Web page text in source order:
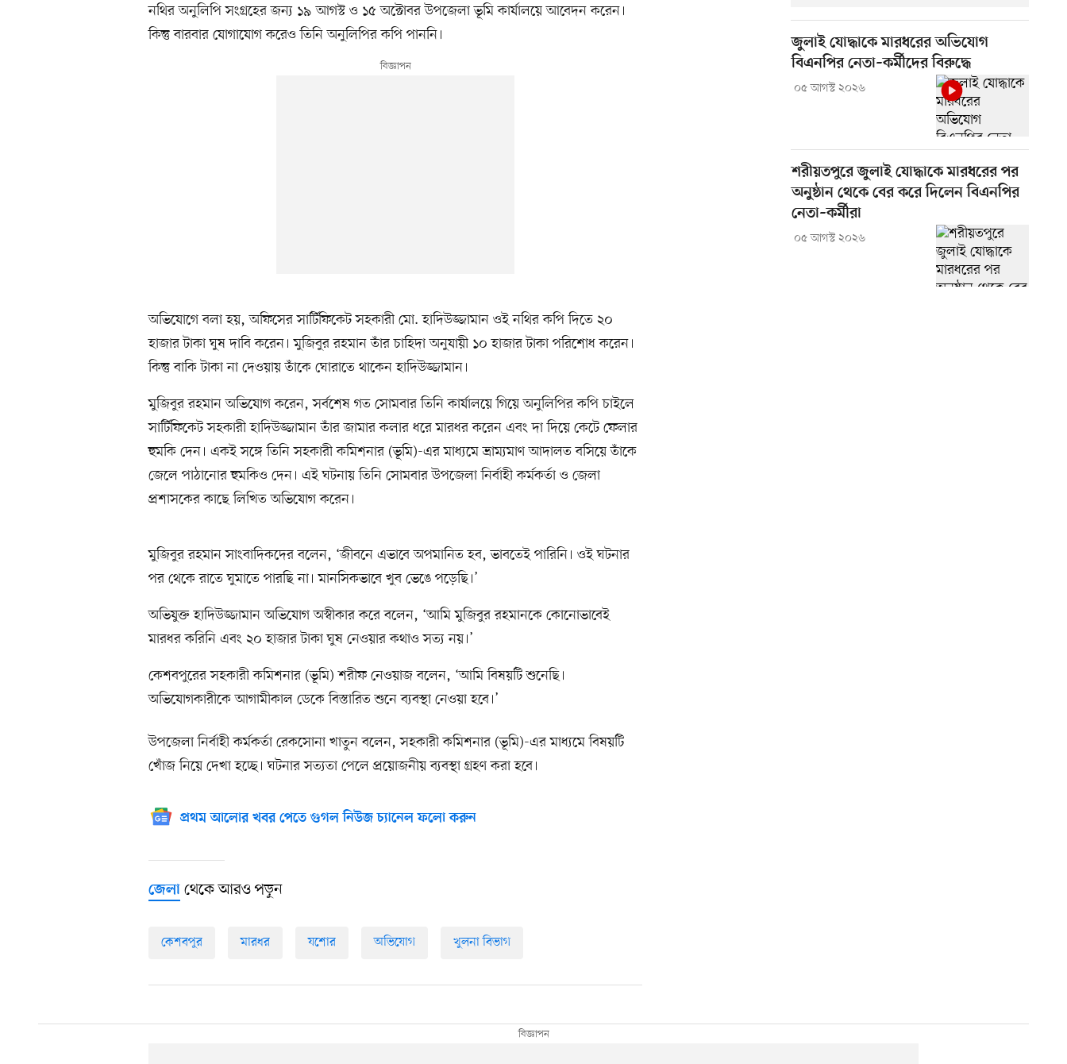
নথির অনুলিপি সংগ্রহের জন্য ১৯ আগস্ট ও ১৫ অক্টোবর উপজেলা ভূমি কার্যালয়ে আবেদন করেন।
কিন্তু বারবার যোগাযোগ করেও তিনি অনুলিপির কপি পাননি।
অভিযোগে বলা হয়, অফিসের সার্টিফিকেট সহকারী মো. হাদিউজ্জামান ওই নথির কপি দিতে ২০
হাজার টাকা ঘুষ দাবি করেন। মুজিবুর রহমান তাঁর চাহিদা অনুযায়ী ১০ হাজার টাকা পরিশোধ করেন।
কিন্তু বাকি টাকা না দেওয়ায় তাঁকে ঘোরাতে থাকেন হাদিউজ্জামান।
মুজিবুর রহমান অভিযোগ করেন, সর্বশেষ গত সোমবার তিনি কার্যালয়ে গিয়ে অনুলিপির কপি চাইলে
সার্টিফিকেট সহকারী হাদিউজ্জামান তাঁর জামার কলার ধরে মারধর করেন এবং দা দিয়ে কেটে ফেলার
হুমকি দেন। একই সঙ্গে তিনি সহকারী কমিশনার (ভূমি)-এর মাধ্যমে ভ্রাম্যমাণ আদালত বসিয়ে তাঁকে
জেলে পাঠানোর হুমকিও দেন। এই ঘটনায় তিনি সোমবার উপজেলা নির্বাহী কর্মকর্তা ও জেলা
প্রশাসকের কাছে লিখিত অভিযোগ করেন।
মুজিবুর রহমান সাংবাদিকদের বলেন, ‘জীবনে এভাবে অপমানিত হব, ভাবতেই পারিনি। ওই ঘটনার
পর থেকে রাতে ঘুমাতে পারছি না। মানসিকভাবে খুব ভেঙে পড়েছি।’
অভিযুক্ত হাদিউজ্জামান অভিযোগ অস্বীকার করে বলেন, ‘আমি মুজিবুর রহমানকে কোনোভাবেই
মারধর করিনি এবং ২০ হাজার টাকা ঘুষ নেওয়ার কথাও সত্য নয়।’
কেশবপুরের সহকারী কমিশনার (ভূমি) শরীফ নেওয়াজ বলেন, ‘আমি বিষয়টি শুনেছি।
অভিযোগকারীকে আগামীকাল ডেকে বিস্তারিত শুনে ব্যবস্থা নেওয়া হবে।’
উপজেলা নির্বাহী কর্মকর্তা রেকসোনা খাতুন বলেন, সহকারী কমিশনার (ভূমি)-এর মাধ্যমে বিষয়টি
খোঁজ নিয়ে দেখা হচ্ছে। ঘটনার সত্যতা পেলে প্রয়োজনীয় ব্যবস্থা গ্রহণ করা হবে।
প্রথম আলোর খবর পেতে গুগল নিউজ চ্যানেল ফলো করুন
জেলা থেকে আরও পড়ুন
কেশবপুর মারধর যশোর অভিযোগ খুলনা বিভাগ
জুলাই যোদ্ধাকে মারধরের অভিযোগ
বিএনপির নেতা–কর্মীদের বিরুদ্ধে
০৫ আগস্ট ২০২৬
শরীয়তপুরে জুলাই যোদ্ধাকে মারধরের পর
অনুষ্ঠান থেকে বের করে দিলেন বিএনপির
নেতা–কর্মীরা
০৫ আগস্ট ২০২৬